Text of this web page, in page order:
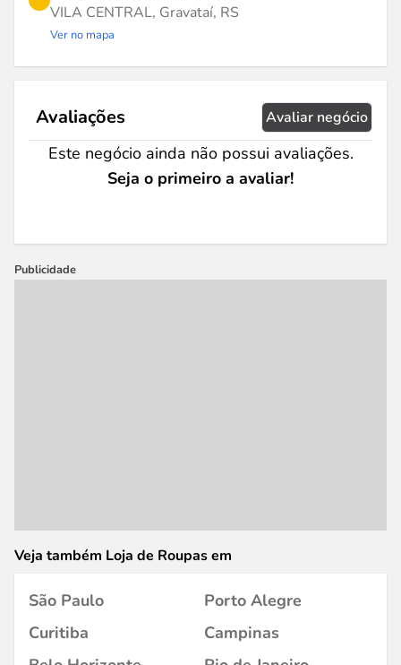
VILA CENTRAL, Gravataí, RS
Ver no mapa
Avaliações Avaliar negócio
Este negócio ainda não possui avaliações.
Seja o primeiro a avaliar!
Publicidade
Veja também Loja de Roupas em
São Paulo
Porto Alegre
Curitiba
Campinas